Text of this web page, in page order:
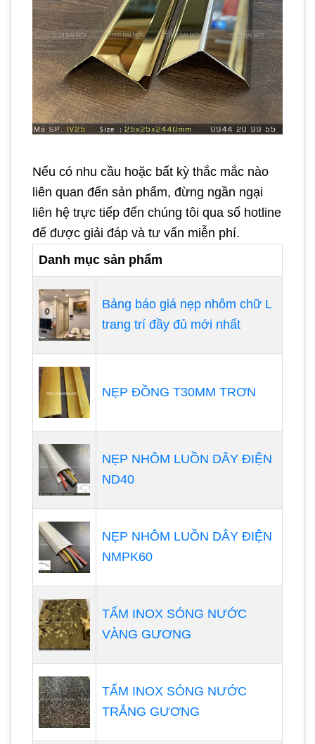
Nếu có nhu cầu hoặc bất kỳ thắc mắc nào
liên quan đến sản phẩm, đừng ngần ngại
liên hệ trực tiếp đến chúng tôi qua số hotline
để được giải đáp và tư vấn miễn phí.
Danh mục sản phẩm
Bảng báo giá nẹp nhôm chữ L
trang trí đầy đủ mới nhất
NẸP ĐỒNG T30MM TRƠN
NẸP NHÔM LUỒN DÂY ĐIỆN
ND40
NẸP NHÔM LUỒN DÂY ĐIỆN
NMPK60
TẤM INOX SÓNG NƯỚC
VÀNG GƯƠNG
TẤM INOX SÓNG NƯỚC
TRẮNG GƯƠNG